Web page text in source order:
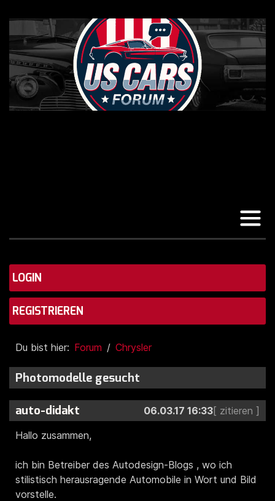
LOGIN
REGISTRIEREN
Du bist hier: Forum Chrysler
Photomodelle gesucht
auto-didakt
06.03.17 16:33
Hallo zusammen,
ich bin Betreiber des Autodesign-Blogs , wo ich
stilistisch herausragende Automobile in Wort und Bild
vorstelle.